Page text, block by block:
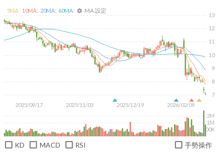
2025/09/17 2025/11/03 2025/12/19 2026/02/09
7
8
9
10
11
12
13
500K
1M
2M
5MA: 10MA: 20MA: 60MA: settings MA 設定
KD MACD RSI 手勢操作